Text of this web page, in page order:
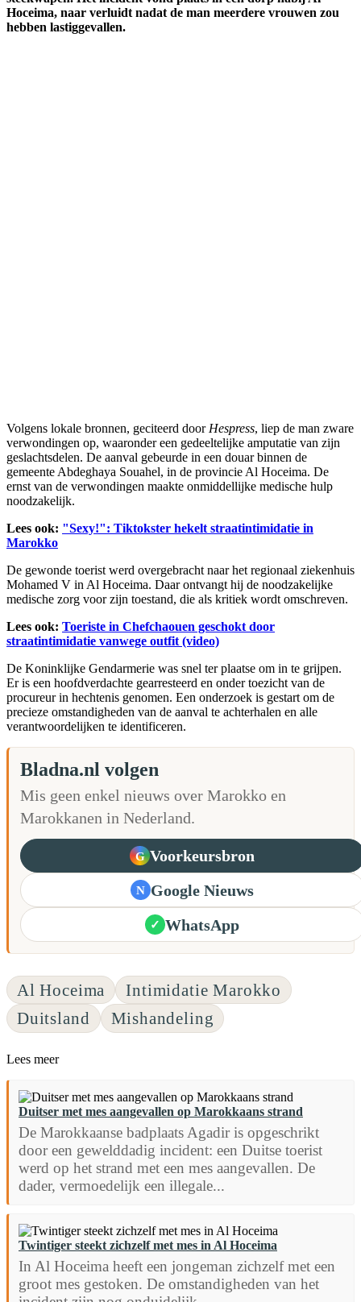
Hoceima, naar verluidt nadat de man meerdere vrouwen zou
hebben lastiggevallen.
Volgens lokale bronnen, geciteerd door Hespress, liep de man zware
verwondingen op, waaronder een gedeeltelijke amputatie van zijn
geslachtsdelen. De aanval gebeurde in een douar binnen de
gemeente Abdeghaya Souahel, in de provincie Al Hoceima. De
ernst van de verwondingen maakte onmiddellijke medische hulp
noodzakelijk.
Lees ook: "Sexy!": Tiktokster hekelt straatintimidatie in
Marokko
De gewonde toerist werd overgebracht naar het regionaal ziekenhuis
Mohamed V in Al Hoceima. Daar ontvangt hij de noodzakelijke
medische zorg voor zijn toestand, die als kritiek wordt omschreven.
Lees ook: Toeriste in Chefchaouen geschokt door
straatintimidatie vanwege outfit (video)
De Koninklijke Gendarmerie was snel ter plaatse om in te grijpen.
Er is een hoofdverdachte gearresteerd en onder toezicht van de
procureur in hechtenis genomen. Een onderzoek is gestart om de
precieze omstandigheden van de aanval te achterhalen en alle
verantwoordelijken te identificeren.
Bladna.nl volgen
Mis geen enkel nieuws over Marokko en
Marokkanen in Nederland.
G Voorkeursbron
N Google Nieuws
✓ WhatsApp
Al Hoceima
Intimidatie Marokko
Duitsland
Mishandeling
Lees meer
Duitser met mes aangevallen op Marokkaans strand
De Marokkaanse badplaats Agadir is opgeschrikt
door een gewelddadig incident: een Duitse toerist
werd op het strand met een mes aangevallen. De
dader, vermoedelijk een illegale...
Twintiger steekt zichzelf met mes in Al Hoceima
In Al Hoceima heeft een jongeman zichzelf met een
groot mes gestoken. De omstandigheden van het